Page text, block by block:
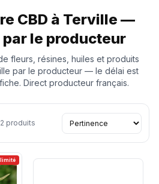
CBD à Terville —
le producteur
fleurs, résines, huiles et produits
par le producteur — le délai est
Direct producteur français.
produits
limité